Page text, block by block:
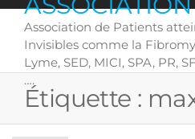
Skip
content
Association de Patients
Invisibles comme la
Lyme, SED, MICI, SPA, PR,
….
Étiquette :